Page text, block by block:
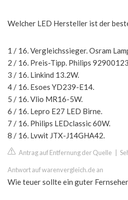
Welcher LED Hersteller ist der
1 / 16. Vergleichssieger. Osram
2 / 16. Preis-Tipp. Philips
3 / 16. Linkind 13.2W.
4 / 16. Esoes YD239-E14.
5 / 16. Vlio MR16-5W.
6 / 16. Lepro E27 LED Birne.
7 / 16. Philips LEDclassic 60W.
8 / 16. Lvwit JTX-J14GHA42.
Antrag auf Entfernung der Quelle
Antwort auf warenvergleich.de an
Wie teuer sollte ein guter